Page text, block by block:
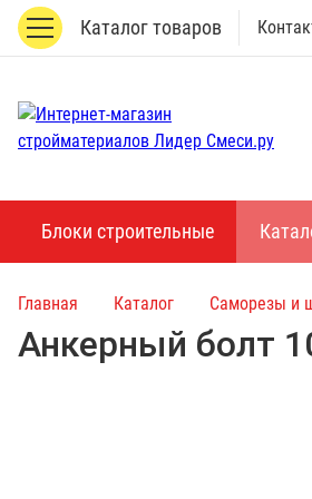
Каталог товаров
Блоки строительные
Главная Каталог Саморезы и
Анкерный болт